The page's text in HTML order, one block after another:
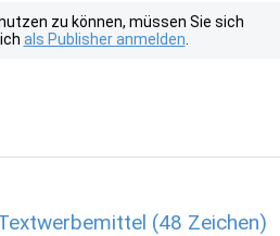
zu können, müssen Sie sich
als Publisher anmelden
(48 Zeichen)